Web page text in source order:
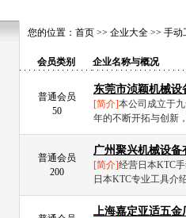
您的位置： 首页 >> 企业大全 >> 手动
会员类别 企业名称与概况
普通会员
50
东莞市浈颖机械设
[简介]本公司成立于
年的不断开拓与创新
普通会员
200
广州聚兴机械设备
[简介]经营日本KTC
日本KTC专业工具介
上海嘉定亚适五金